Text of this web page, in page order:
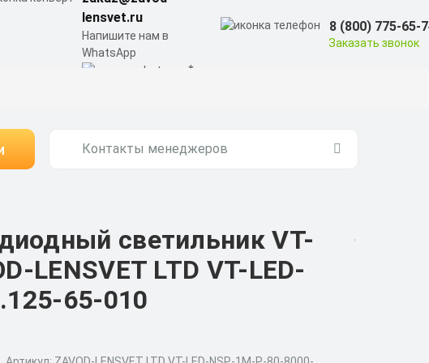
lensvet.ru
Напишите нам в
WhatsApp
8 (800) 775-65-
Заказать звонок
Контакты менеджеров
светильник VT-
LENSVET LTD VT-LED-
65-010